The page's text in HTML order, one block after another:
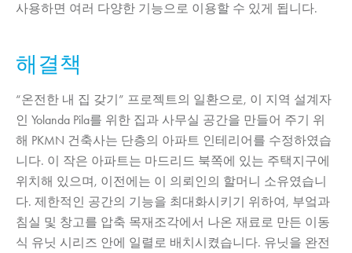
사용하면 여러 다양한 기능으로 이용할 수 있게 됩니다.
해결책
“온전한 내 집 갖기” 프로젝트의 일환으로, 이 지역 설계자
인 Yolanda Pila를 위한 집과 사무실 공간을 만들어 주기 위
해 PKMN 건축사는 단층의 아파트 인테리어를 수정하였습
니다. 이 작은 아파트는 마드리드 북쪽에 있는 주택지구에
위치해 있으며, 이전에는 이 의뢰인의 할머니 소유였습니
다. 제한적인 공간의 기능을 최대화시키기 위하여, 부엌과
침실 및 창고를 압축 목재조각에서 나온 재료로 만든 이동
식 유닛 시리즈 안에 일렬로 배치시켰습니다. 유닛을 완전